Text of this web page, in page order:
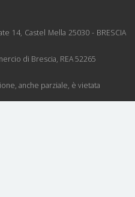
14, Castel Mella 25030 - BRESCIA
di Brescia, REA 52265
anche parziale, è vietata